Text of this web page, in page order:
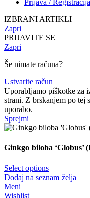
Prijava / Registracija
IZBRANI ARTIKLI
Zapri
PRIJAVITE SE
Zapri
Še nimate računa?
Ustvarite račun
Uporabljamo piškotke za
strani. Z brskanjem po tej
uporabo.
Sprejmi
Ginkgo biloba ‘Globus’
Select options
Dodaj na seznam želja
Meni
Wishlist